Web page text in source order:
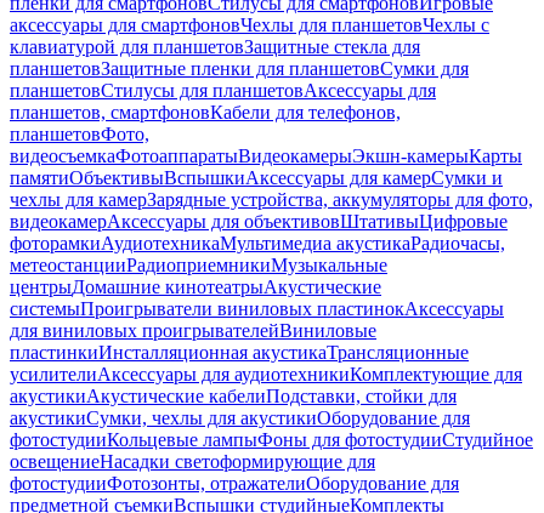
аксессуары для смартфоновЧехлы для планшетовЧехлы с
клавиатурой для планшетовЗащитные стекла для
планшетовЗащитные пленки для планшетовСумки для
планшетовСтилусы для планшетовАксессуары для
планшетов, смартфоновКабели для телефонов,
планшетовФото,
видеосъемкаФотоаппаратыВидеокамерыЭкшн-камерыКарты
памятиОбъективыВспышкиАксессуары для камерСумки и
чехлы для камерЗарядные устройства, аккумуляторы для фото,
видеокамерАксессуары для объективовШтативыЦифровые
фоторамкиАудиотехникаМультимедиа акустикаРадиочасы,
метеостанцииРадиоприемникиМузыкальные
центрыДомашние кинотеатрыАкустические
системыПроигрыватели виниловых пластинокАксессуары
для виниловых проигрывателейВиниловые
пластинкиИнсталляционная акустикаТрансляционные
усилителиАксессуары для аудиотехникиКомплектующие для
акустикиАкустические кабелиПодставки, стойки для
акустикиСумки, чехлы для акустикиОборудование для
фотостудииКольцевые лампыФоны для фотостудииСтудийное
освещениеНасадки светоформирующие для
фотостудииФотозонты, отражателиОборудование для
предметной съемкиВспышки студийныеКомплекты